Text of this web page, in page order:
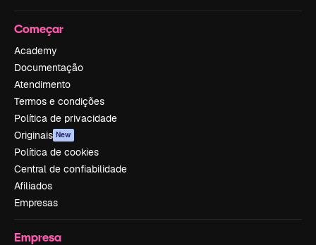
Começar
Academy
Documentação
Atendimento
Termos e condições
Política de privacidade
Originais New
Política de cookies
Central de confiabilidade
Afiliados
Empresas
Empresa